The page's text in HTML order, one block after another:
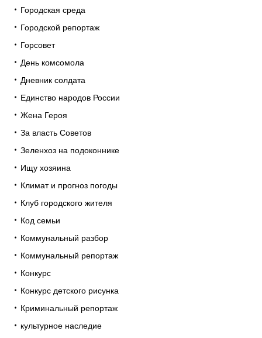
Городская среда
Городской репортаж
Горсовет
День комсомола
Дневник солдата
Единство народов России
Жена Героя
За власть Советов
Зеленхоз на подоконнике
Ищу хозяина
Климат и прогноз погоды
Клуб городского жителя
Код семьи
Коммунальный разбор
Коммунальный репортаж
Конкурс
Конкурс детского рисунка
Криминальный репортаж
культурное наследие